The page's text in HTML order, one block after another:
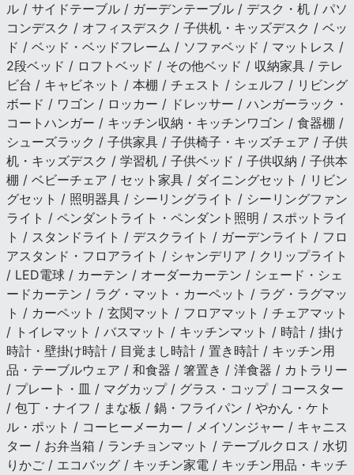
ル / サイドテーブル / ガーデンテーブル / デスク・机 / パソ
コンデスク / オフィスデスク / 子供机・キッズデスク / ベッ
ド / ベッド・ベッドフレーム / ソファベッド / マットレス /
2段ベッド / ロフトベッド / その他ベッド / 収納家具 / テレ
ビ台 / キャビネット / 本棚 / チェスト / シェルフ / リビング
ボード / ワゴン / ロッカー / ドレッサー / ハンガーラック・
コートハンガー / キッチン収納・キッチンワゴン / 食器棚 /
シューズラック / 子供家具 / 子供椅子・キッズチェア / 子供
机・キッズデスク / 学習机 / 子供ベッド / 子供収納 / 子供本
棚 / ベビーチェア / セット家具 / ダイニングセット / リビン
グセット / 照明器具 / シーリングライト / シーリングファン
ライト / ペンダントライト・ペンダント照明 / スポットライ
ト / スタンドライト / デスクライト / ガーデンライト / フロ
アスタンド・フロアライト / シャンデリア / クリップライト
/ LED電球 / カーテン / オーダーカーテン / シェード・シェ
ードカーテン / ラグ・マット・カーペット / ラグ・ラグマッ
ト / カーペット / 玄関マット / フロアマット / チェアマット
/ トイレマット / バスマット / キッチンマット / 時計 / 掛け
時計・壁掛け時計 / 目覚まし時計 / 置き時計 / キッチン用
品・テーブルウェア / 和食器 / 箸置き / 洋食器 / カトラリー
/ プレート・皿 / マグカップ / グラス・コップ / コースター
/ 包丁・ナイフ / まな板 / 鍋・フライパン / やかん・ケト
ル・ポット / コーヒーメーカー / メイソンジャー / キャニス
ター / お弁当箱 / ランチョンマット / テーブルクロス / 水切
りかご / エコバッグ / キッチン家電 / キッチン用品・キッチ